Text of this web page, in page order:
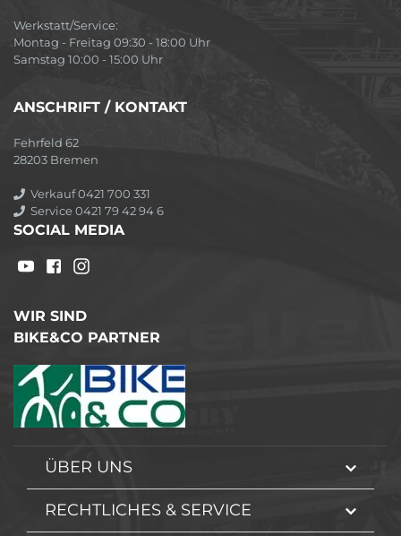
Werkstatt/Service:
Montag - Freitag 09:30 - 18:00 Uhr
Samstag 10:00 - 15:00 Uhr
ANSCHRIFT / KONTAKT
Fehrfeld 62
28203 Bremen
Verkauf 0421 700 331
Service 0421 79 42 94 6
SOCIAL MEDIA
WIR SIND
BIKE&CO PARTNER
ÜBER UNS
RECHTLICHES & SERVICE